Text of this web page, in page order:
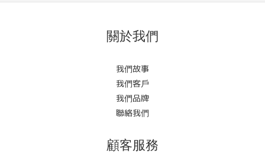
關於我們
我們故事
我們客戶
我們品牌
聯絡我們
顧客服務